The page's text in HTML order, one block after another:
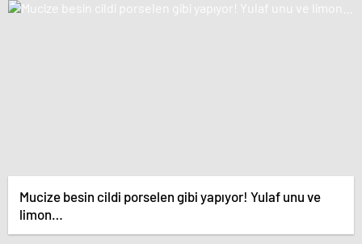
Mucize besin cildi porselen gibi yapıyor! Yulaf unu ve
limon…